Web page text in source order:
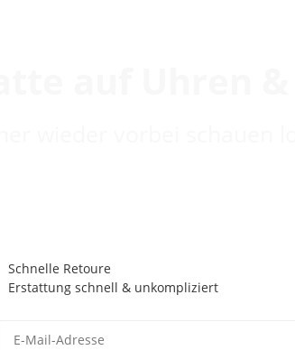
Schnelle Retoure
Erstattung schnell & unkompliziert